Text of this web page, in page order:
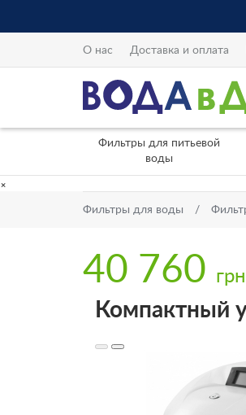
О нас Доставка и оплата
Фильтры для питьевой
воды
×
Фильтры для воды
40 760 грн
Компактный